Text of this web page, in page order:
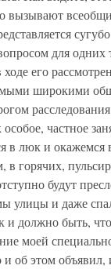
вызывают
для одних
его
широкими
частное
в люк и окажемся
в горячих,
будут
улицы и даже
и должно быть,
моей
и об этом объявил,